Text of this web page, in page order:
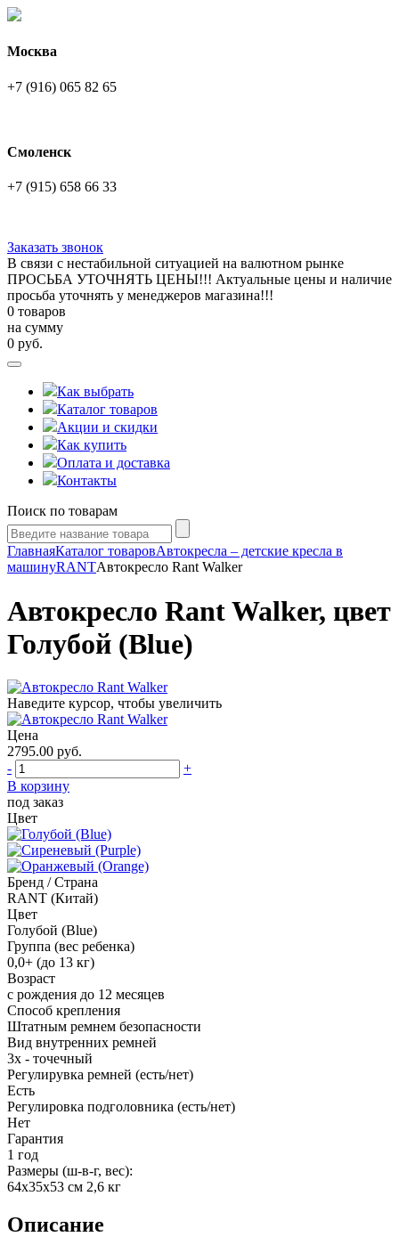
Москва
+7 (916) 065 82 65
Смоленск
+7 (915) 658 66 33
Заказать звонок
В связи с нестабильной ситуацией на валютном рынке
ПРОСЬБА УТОЧНЯТЬ ЦЕНЫ!!! Актуальные цены и наличие
просьба уточнять у менеджеров магазина!!!
0 товаров
на сумму
0 руб.
Как выбрать
Каталог товаров
Акции и скидки
Как купить
Оплата и доставка
Контакты
Поиск по товарам
ГлавнаяКаталог товаровАвтокресла – детские кресла в
машинуRANTАвтокресло Rant Walker
Автокресло Rant Walker, цвет
Голубой (Blue)
Наведите курсор, чтобы увеличить
Цена
2795.00 руб.
-
+
В корзину
под заказ
Цвет
Бренд / Страна
RANT (Китай)
Цвет
Голубой (Blue)
Группа (вес ребенка)
0,0+ (до 13 кг)
Возраст
с рождения до 12 месяцев
Способ крепления
Штатным ремнем безопасности
Вид внутренних ремней
3х - точечный
Регулирувка ремней (есть/нет)
Есть
Регулировка подголовника (есть/нет)
Нет
Гарантия
1 год
Размеры (ш-в-г, вес):
64x35x53 см 2,6 кг
Описание